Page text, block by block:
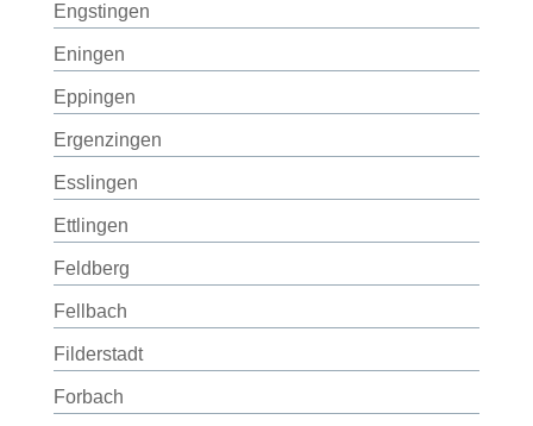
Engstingen
Eningen
Eppingen
Ergenzingen
Esslingen
Ettlingen
Feldberg
Fellbach
Filderstadt
Forbach